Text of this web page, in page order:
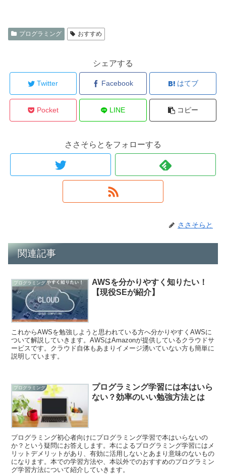
プログラミング おすすめ
シェアする
Twitter Facebook はてブ
Pocket LINE コピー
ささそらとをフォローする
ささそらと
関連記事
プログラミング
AWSを分かりやすく知りたい！
【現役SEが紹介】
これからAWSを勉強しようと思われている方へ分かりやすくAWSに
ついて解説していきます。AWSはAmazonが提供しているクラウドサ
ービスです。クラウド自体もあまりイメージ湧いていない方も簡単に
説明しています。
プログラミング
プログラミング学習には本はいら
ない？効率のいい勉強方法とは
プログラミング初心者向けにプログラミング学習で本はいらないの
か？という疑問にお答えします。本によるプログラミング学習にはメ
リットデメリットがあり、有効に活用しないとあまり意味のないもの
になります。本での学習方法や、本以外でのおすすめのプログラミン
グ学習方法について紹介していきます。